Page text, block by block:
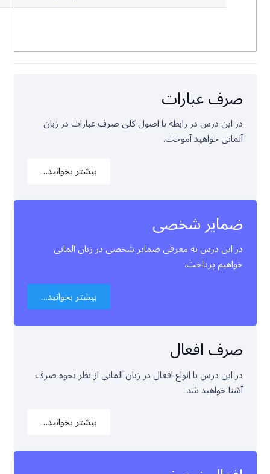
صرف عبارات
در این درس در رابطه با اصول کلی صرف عبارات در زبان
آلمانی خواهید آموخت.
بیشتر بخوانید…
ضمایر شخصی
در این درس به معرفی ضمایر شخصی در زبان آلمانی
خواهیم پرداخت.
بیشتر بخوانید…
صرف افعال
در این درس با انواع افعال در زبان آلمانی از نظر نحوه صرف
آشنا خواهید شد.
بیشتر بخوانید…